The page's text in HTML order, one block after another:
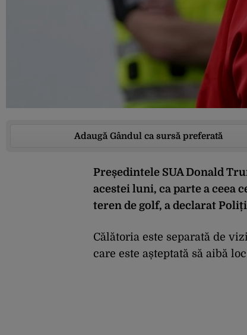
Adaugă Gândul ca sursă preferată
Președintele SUA Donald
acestei luni, ca parte a ceea
teren de golf, a declarat
Călătoria este separată de
care este așteptată să aibă